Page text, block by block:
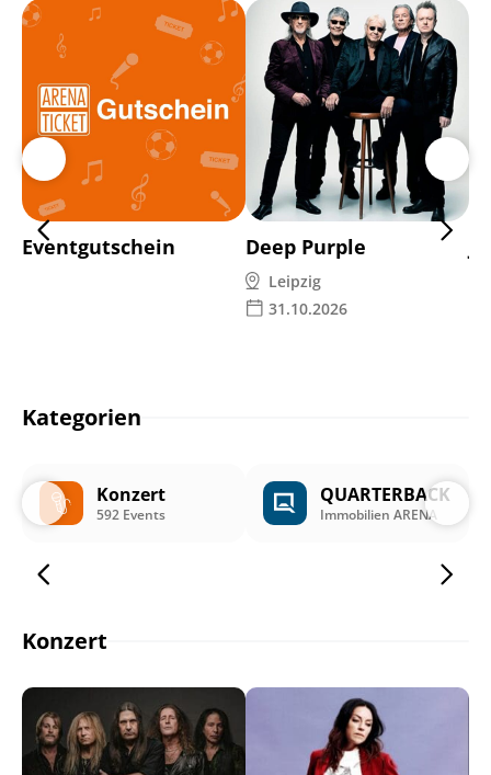
Eventgutschein Deep Purple
Leipzig
31.10.2026
Kategorien
Konzert
592 Events
QUARTERBACK
Immobilien ARENA
Konzert